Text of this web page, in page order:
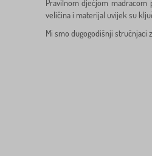
Pravilnom dječjom
veličina i materijal uvijek su
Mi smo dugogodišnji stručnjaci